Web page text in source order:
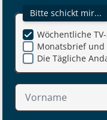
Bitte schickt mir...
Monatsbrief und
Die Tägliche
Wöchentliche